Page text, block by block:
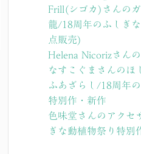
Frill(シゴカ)さんの
龍/18周年のふしぎ
点販売)
Helena Nicorizさん
なすこぐまさんのほ
ふあざらし/18周年
特別作・新作
色味堂さんのアクセ
ぎな動植物祭り特別